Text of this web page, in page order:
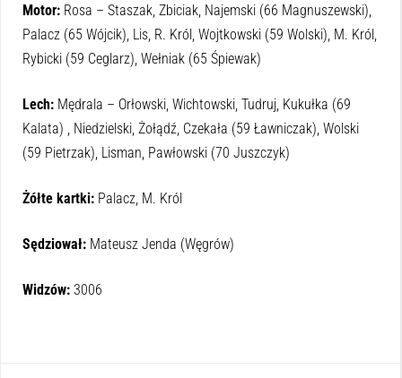
Motor: Rosa – Staszak, Zbiciak, Najemski (66 Magnuszewski),
Palacz (65 Wójcik), Lis, R. Król, Wojtkowski (59 Wolski), M. Król,
Rybicki (59 Ceglarz), Wełniak (65 Śpiewak)
Lech: Mędrala – Orłowski, Wichtowski, Tudruj, Kukułka (69
Kalata) , Niedzielski, Żołądź, Czekała (59 Ławniczak), Wolski
(59 Pietrzak), Lisman, Pawłowski (70 Juszczyk)
Żółte kartki: Palacz, M. Król
Sędziował: Mateusz Jenda (Węgrów)
Widzów: 3006